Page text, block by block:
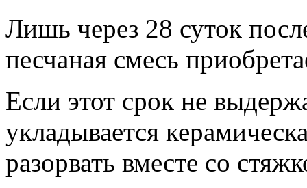
Лишь через 28 суток
песчаная смесь
Если этот срок не
укладывается
разорвать вместе со